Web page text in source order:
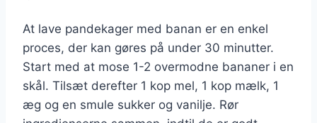
At lave pandekager med banan er en enkel
proces, der kan gøres på under 30 minutter.
Start med at mose 1-2 overmodne bananer i en
skål. Tilsæt derefter 1 kop mel, 1 kop mælk, 1
æg og en smule sukker og vanilje. Rør